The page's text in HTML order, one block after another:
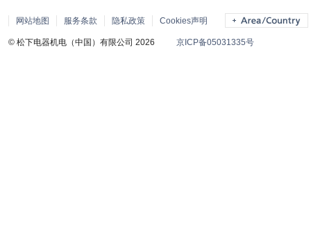
网站地图 服务条款 隐私政策 Cookies声明
© 松下电器机电（中国）有限公司 2026 京ICP备05031335号